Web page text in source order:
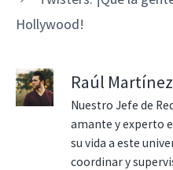
Hollywood!
Raúl Martínez
Nuestro Jefe de
amante y experto
su vida a este
coordinar y